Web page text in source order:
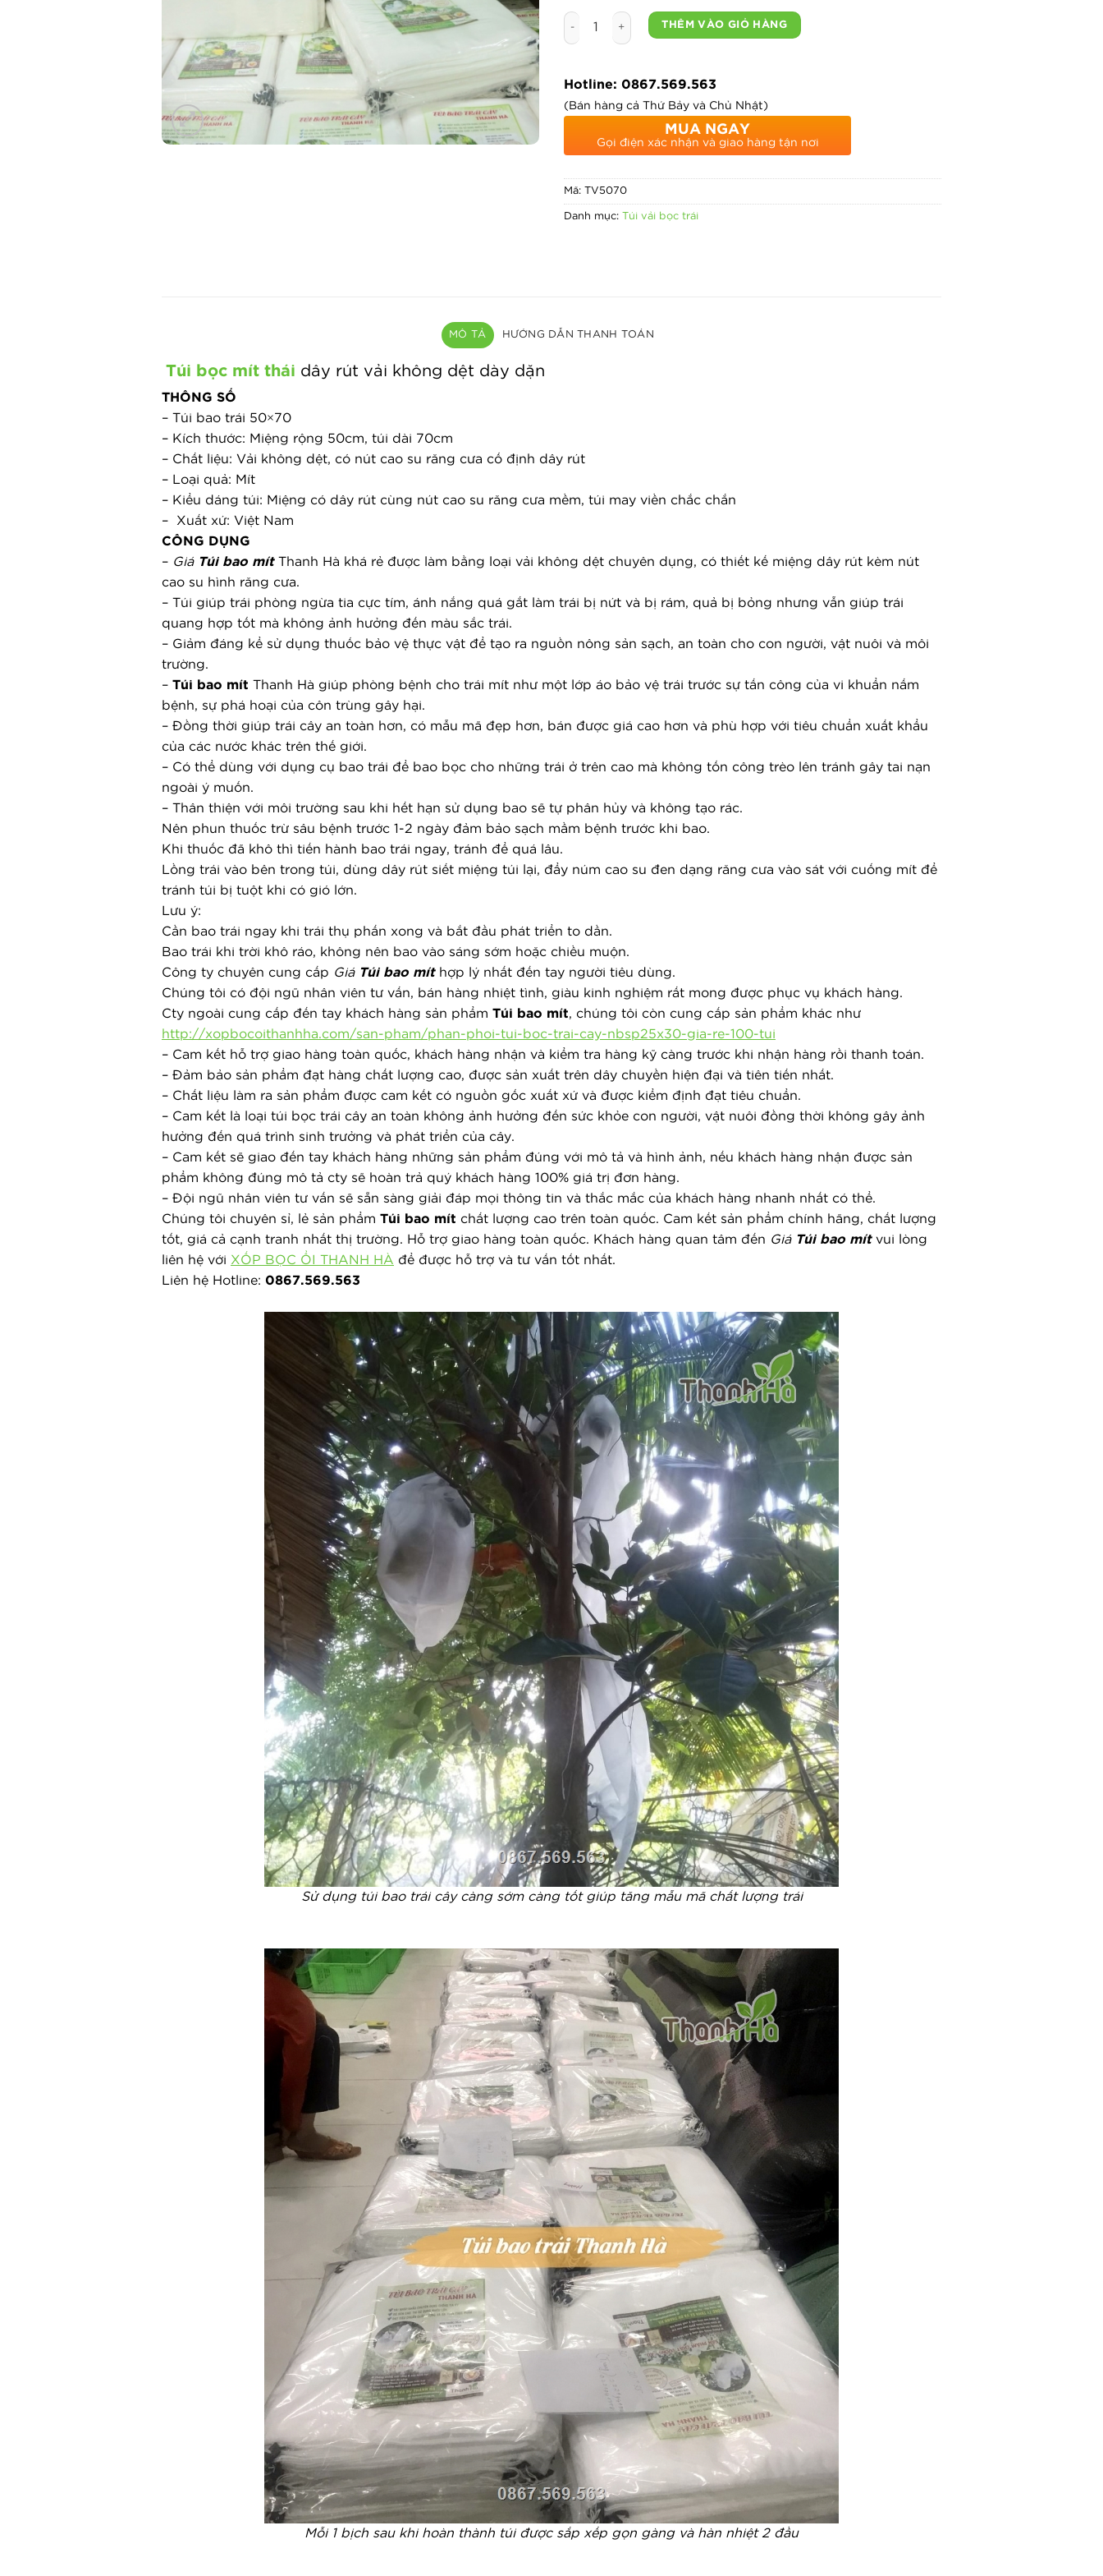
Túi bọc mít thái chuyên dụng kích cỡ 50x70cm thương hiệu Thanh Hà số lượng
THÊM VÀO GIỎ HÀNG
Hotline: 0867.569.563
(Bán hàng cả Thứ Bảy và Chủ Nhật)
MUA NGAY
Gọi điện xác nhận và giao hàng tận nơi
Mã: TV5070
Danh mục: Túi vải bọc trái
MÔ TẢ HƯỚNG DẪN THANH TOÁN
Túi bọc mít thái dây rút vải không dệt dày dặn
THÔNG SỐ
– Túi bao trái 50×70
– Kích thước: Miệng rộng 50cm, túi dài 70cm
– Chất liệu: Vải không dệt, có nút cao su răng cưa cố định dây rút
– Loại quả: Mít
– Kiểu dáng túi: Miệng có dây rút cùng nút cao su răng cưa mềm, túi may viền chắc chắn
–  Xuất xứ: Việt Nam
CÔNG DỤNG
– Giá Túi bao mít Thanh Hà khá rẻ được làm bằng loại vải không dệt chuyên dụng, có thiết kế miệng dây rút kèm nút
cao su hình răng cưa.
– Túi giúp trái phòng ngừa tia cực tím, ánh nắng quá gắt làm trái bị nứt và bị rám, quả bị bỏng nhưng vẫn giúp trái
quang hợp tốt mà không ảnh hưởng đến màu sắc trái.
– Giảm đáng kể sử dụng thuốc bảo vệ thực vật để tạo ra nguồn nông sản sạch, an toàn cho con người, vật nuôi và môi
trường.
– Túi bao mít Thanh Hà giúp phòng bệnh cho trái mít như một lớp áo bảo vệ trái trước sự tấn công của vi khuẩn nấm
bệnh, sự phá hoại của côn trùng gây hại.
– Đồng thời giúp trái cây an toàn hơn, có mẫu mã đẹp hơn, bán được giá cao hơn và phù hợp với tiêu chuẩn xuất khẩu
của các nước khác trên thế giới.
– Có thể dùng với dụng cụ bao trái để bao bọc cho những trái ở trên cao mà không tốn công trèo lên tránh gây tai nạn
ngoài ý muốn.
– Thân thiện với môi trường sau khi hết hạn sử dụng bao sẽ tự phân hủy và không tạo rác.
Nên phun thuốc trừ sâu bệnh trước 1-2 ngày đảm bảo sạch mầm bệnh trước khi bao.
Khi thuốc đã khô thì tiến hành bao trái ngay, tránh để quá lâu.
Lồng trái vào bên trong túi, dùng dây rút siết miệng túi lại, đẩy núm cao su đen dạng răng cưa vào sát với cuống mít để
tránh túi bị tuột khi có gió lớn.
Lưu ý:
Cần bao trái ngay khi trái thụ phấn xong và bắt đầu phát triển to dần.
Bao trái khi trời khô ráo, không nên bao vào sáng sớm hoặc chiều muộn.
Công ty chuyên cung cấp Giá Túi bao mít hợp lý nhất đến tay người tiêu dùng.
Chúng tôi có đội ngũ nhân viên tư vấn, bán hàng nhiệt tình, giàu kinh nghiệm rất mong được phục vụ khách hàng.
Cty ngoài cung cấp đến tay khách hàng sản phẩm Túi bao mít, chúng tôi còn cung cấp sản phẩm khác như
http://xopbocoithanhha.com/san-pham/phan-phoi-tui-boc-trai-cay-nbsp25x30-gia-re-100-tui
– Cam kết hỗ trợ giao hàng toàn quốc, khách hàng nhận và kiểm tra hàng kỹ càng trước khi nhận hàng rồi thanh toán.
– Đảm bảo sản phẩm đạt hàng chất lượng cao, được sản xuất trên dây chuyền hiện đại và tiên tiến nhất.
– Chất liệu làm ra sản phẩm được cam kết có nguồn gốc xuất xứ và được kiểm định đạt tiêu chuẩn.
– Cam kết là loại túi bọc trái cây an toàn không ảnh hưởng đến sức khỏe con người, vật nuôi đồng thời không gây ảnh
hưởng đến quá trình sinh trưởng và phát triển của cây.
– Cam kết sẽ giao đến tay khách hàng những sản phẩm đúng với mô tả và hình ảnh, nếu khách hàng nhận được sản
phẩm không đúng mô tả cty sẽ hoàn trả quý khách hàng 100% giá trị đơn hàng.
– Đội ngũ nhân viên tư vấn sẽ sẵn sàng giải đáp mọi thông tin và thắc mắc của khách hàng nhanh nhất có thể.
Chúng tôi chuyên sỉ, lẻ sản phẩm Túi bao mít chất lượng cao trên toàn quốc. Cam kết sản phẩm chính hãng, chất lượng
tốt, giá cả cạnh tranh nhất thị trường. Hỗ trợ giao hàng toàn quốc. Khách hàng quan tâm đến Giá Túi bao mít vui lòng
liên hệ với XỐP BỌC ỔI THANH HÀ để được hỗ trợ và tư vấn tốt nhất.
Liên hệ Hotline: 0867.569.563
Sử dụng túi bao trái cây càng sớm càng tốt giúp tăng mẫu mã chất lượng trái
Mỗi 1 bịch sau khi hoàn thành túi được sắp xếp gọn gàng và hàn nhiệt 2 đầu